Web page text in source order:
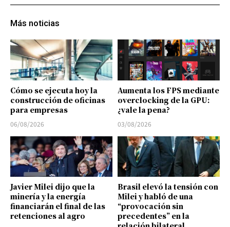
Más noticias
Cómo se ejecuta hoy la
construcción de oficinas
para empresas
06/08/2026
Aumenta los FPS mediante
overclocking de la GPU:
¿vale la pena?
03/08/2026
Javier Milei dijo que la
minería y la energía
financiarán el final de las
retenciones al agro
Brasil elevó la tensión con
Milei y habló de una
“provocación sin
precedentes” en la